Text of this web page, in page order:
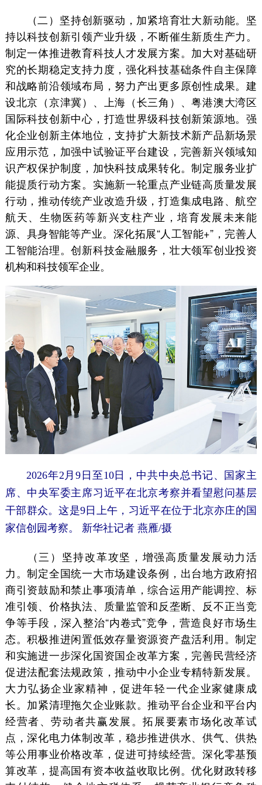
（二）坚持创新驱动，加紧培育壮大新动能。坚
持以科技创新引领产业升级，不断催生新质生产力。
制定一体推进教育科技人才发展方案。加大对基础研
究的长期稳定支持力度，强化科技基础条件自主保障
和战略前沿领域布局，努力产出更多原创性成果。建
设北京（京津冀）、上海（长三角）、粤港澳大湾区
国际科技创新中心，打造世界级科技创新策源地。强
化企业创新主体地位，支持扩大新技术新产品新场景
应用示范，加强中试验证平台建设，完善新兴领域知
识产权保护制度，加快科技成果转化。制定服务业扩
能提质行动方案。实施新一轮重点产业链高质量发展
行动，推动传统产业改造升级，打造集成电路、航空
航天、生物医药等新兴支柱产业，培育发展未来能
源、具身智能等产业。深化拓展“人工智能+”，完善人
工智能治理。创新科技金融服务，壮大领军创业投资
机构和科技领军企业。
2026年2月9日至10日，中共中央总书记、国家主
席、中央军委主席习近平在北京考察并看望慰问基层
干部群众。这是9日上午，习近平在位于北京亦庄的国
家信创园考察。 新华社记者 燕雁/摄
（三）坚持改革攻坚，增强高质量发展动力活
力。制定全国统一大市场建设条例，出台地方政府招
商引资鼓励和禁止事项清单，综合运用产能调控、标
准引领、价格执法、质量监管和反垄断、反不正当竞
争等手段，深入整治“内卷式”竞争，营造良好市场生
态。积极推进闲置低效存量资源资产盘活利用。制定
和实施进一步深化国资国企改革方案，完善民营经济
促进法配套法规政策，推动中小企业专精特新发展。
大力弘扬企业家精神，促进年轻一代企业家健康成
长。加紧清理拖欠企业账款。推动平台企业和平台内
经营者、劳动者共赢发展。拓展要素市场化改革试
点，深化电力体制改革，稳步推进供水、供气、供热
等公用事业价格改革，促进可持续经营。深化零基预
算改革，提高国有资本收益收取比例。优化财政转移